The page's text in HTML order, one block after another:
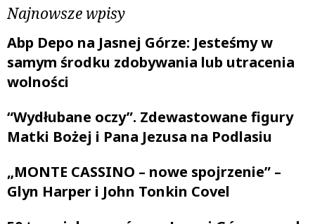
Najnowsze wpisy
Abp Depo na Jasnej Górze: Jesteśmy w
samym środku zdobywania lub utracenia
wolności
“Wydłubane oczy”. Zdewastowane figury
Matki Bożej i Pana Jezusa na Podlasiu
„MONTE CASSINO – nowe spojrzenie” –
Glyn Harper i John Tonkin Covel